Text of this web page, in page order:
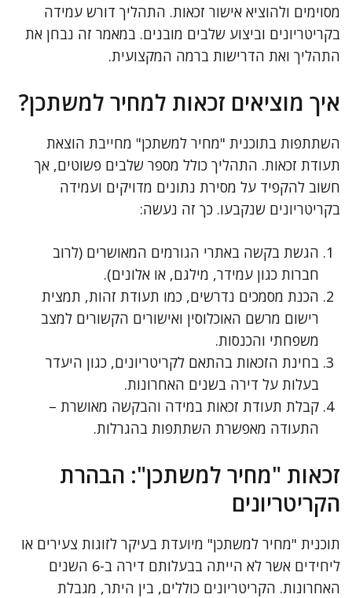
מסוימים ולהוציא אישור זכאות. התהליך דורש עמידה
בקריטריונים וביצוע שלבים מובנים. במאמר זה נבחן את
התהליך ואת הדרישות ברמה המקצועית.
איך מוציאים זכאות למחיר למשתכן?
השתתפות בתוכנית "מחיר למשתכן" מחייבת הוצאת
תעודת זכאות. התהליך כולל מספר שלבים פשוטים, אך
חשוב להקפיד על מסירת נתונים מדויקים ועמידה
בקריטריונים שנקבעו. כך זה נעשה:
הגשת בקשה באתרי הגורמים המאושרים (לרוב
חברות כגון עמידר, מילגם, או אלונים).
הכנת מסמכים נדרשים, כמו תעודת זהות, תמצית
רישום מרשם האוכלוסין ואישורים הקשורים למצב
משפחתי והכנסות.
בחינת הזכאות בהתאם לקריטריונים, כגון היעדר
בעלות על דירה בשנים האחרונות.
קבלת תעודת זכאות במידה והבקשה מאושרת –
התעודה מאפשרת השתתפות בהגרלות.
זכאות "מחיר למשתכן": הבהרת
הקריטריונים
תוכנית "מחיר למשתכן" מיועדת בעיקר לזוגות צעירים או
ליחידים אשר לא הייתה בבעלותם דירה ב-6 השנים
האחרונות. הקריטריונים כוללים, בין היתר, מגבלת